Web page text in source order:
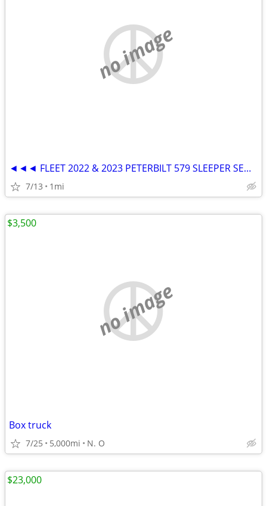
no image
◄◄◄ FLEET 2022 & 2023 PETERBILT 579 SLEEPER SEMI TRUCKS ►►►
7/13 1mi
no image
Box truck
7/25 5,000mi N. O
$3,500
$23,000